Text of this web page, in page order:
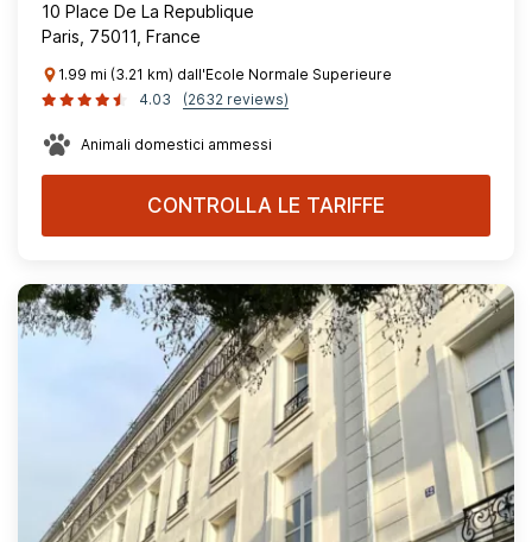
10 Place De La Republique
Paris, 75011, France
1.99 mi (3.21 km) dall'Ecole Normale Superieure
4.03
(2632 reviews)
Animali domestici ammessi
CONTROLLA LE TARIFFE